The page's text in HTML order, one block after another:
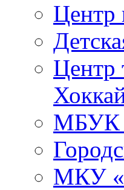
Центр
Центр
МБУК
МКУ